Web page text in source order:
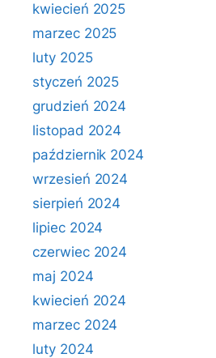
kwiecień 2025
marzec 2025
luty 2025
styczeń 2025
grudzień 2024
listopad 2024
październik 2024
wrzesień 2024
sierpień 2024
lipiec 2024
czerwiec 2024
maj 2024
kwiecień 2024
marzec 2024
luty 2024